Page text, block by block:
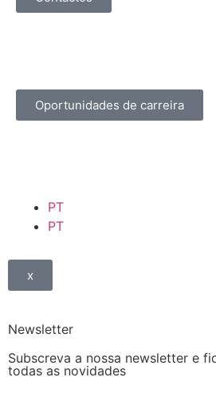
Oportunidades de carreira
PT
PT
x
Newsletter
Subscreva a nossa newsletter e
todas as novidades